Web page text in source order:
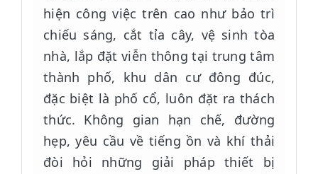
hiện công việc trên cao như bảo trì
chiếu sáng, cắt tỉa cây, vệ sinh tòa
nhà, lắp đặt viễn thông tại trung tâm
thành phố, khu dân cư đông đúc,
đặc biệt là phố cổ, luôn đặt ra thách
thức. Không gian hạn chế, đường
hẹp, yêu cầu về tiếng ồn và khí thải
đòi hỏi những giải pháp thiết bị